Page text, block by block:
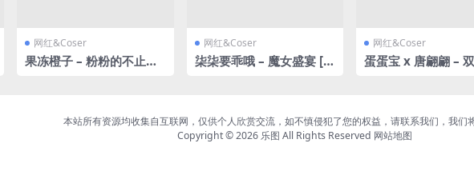
网红&Coser
果冻橙子 – 粉粉的不止是
网红&Coser
柒柒要乖哦 – 魔女盛宴 [1
网红&Coser
蛋蛋宝 x 唐翩翩 –
本站所有资源均收集自互联网，仅供个人欣赏交流，如不慎侵犯了您的权益，请联系我们，我们
Copyright © 2026 乐图 All Rights Reserved 网站地图